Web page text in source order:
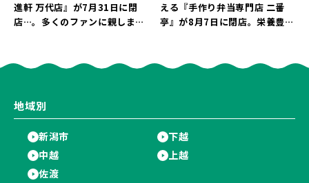
進軒 万代店』が7月31日に閉
店…。多くのファンに親しまれ
える『手作り弁当専門店 二番
亭』が8月7日に閉店。栄養豊富
地域別
新潟市
下越
中越
上越
佐渡